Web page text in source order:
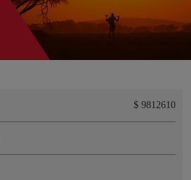
$ 9812610